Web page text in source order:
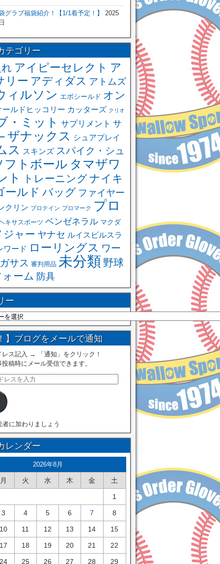
グラブ福袋紹介！【1/1着予定！】
2025
テゴリー
アイピーセレクト ア
リー アディダス アトムズ
ィルソン エボシールド オン
ールドヒッコリー カッターズ クリオ
・ミット サプリメント サ
ザナックス シュアプレイ
ス スキンズ スパイク・シュ
フトボール タマザワ
ト
トレーニングナイキ
ールド バッグ ファイヤー
クリン プロテイン プロマーク プロ
キサスポーツ ベンゼネラル マクダ
ジャー ヤナセ ルイスビルスラ
ワード ローリングス ワー
サス 審判用品 未分類 野球
ーム 防具
ー
】ブログをメールで通知
レス記入 → 「通知」をクリック！
稿時にメール受信できます。
者に加わりましょう
レンダー
2026年8月
月 火 水 木 金 土
1
3 4 5 6 7 8
11 12 13 14 15
18 19 20 21 22
25 26 27 28 29